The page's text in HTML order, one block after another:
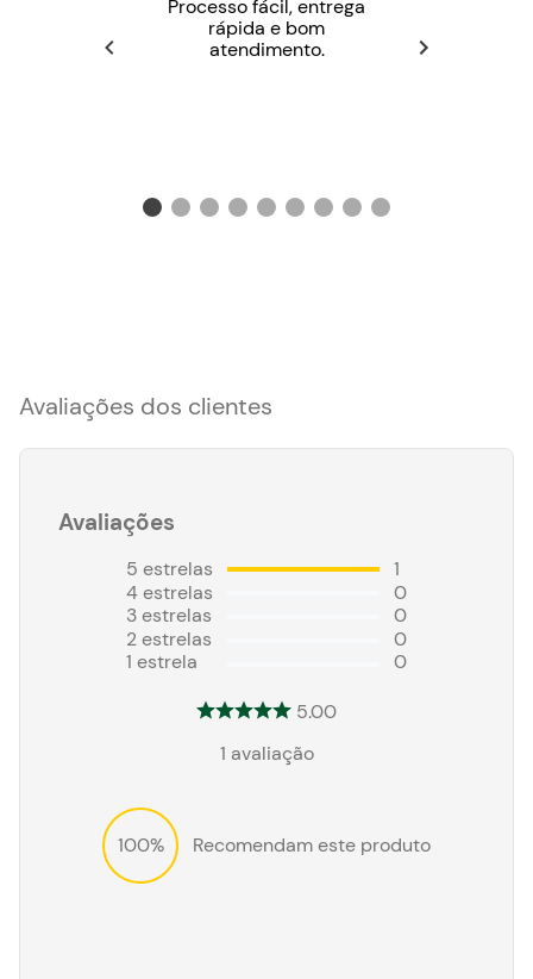
Processo fácil, entrega
rápida e bom
atendimento.
Avaliações dos clientes
Avaliações
5 estrelas
4estrelas
3estrelas
2estrelas
1 estrela
1
0
0
0
0
5.00
1 avaliação
100% Recomendam este produto